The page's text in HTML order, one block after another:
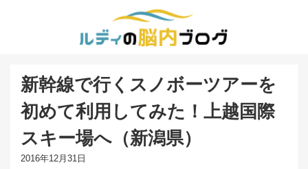
新幹線で行くスノボーツアーを
初めて利用してみた！上越国際
スキー場へ（新潟県）
2016年12月31日